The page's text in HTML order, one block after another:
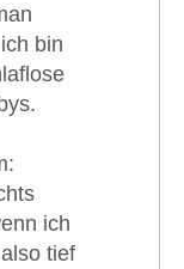
bin
ich
tief